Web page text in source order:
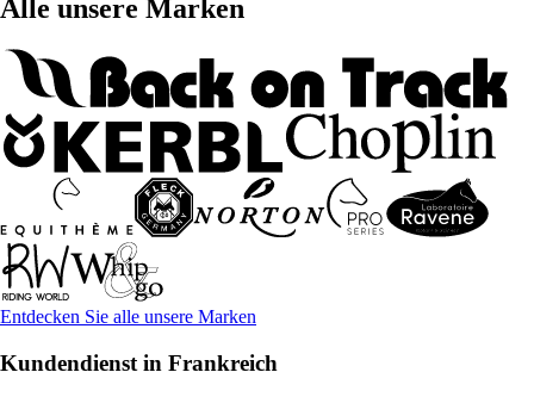
Alle unsere Marken
Entdecken Sie alle unsere Marken
Kundendienst in Frankreich